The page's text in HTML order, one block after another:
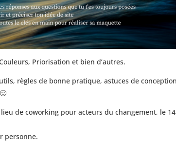
Priorisation et bien d’autres.
règles de bonne pratique, astuces de
de coworking pour acteurs du changement, le 14
personne.